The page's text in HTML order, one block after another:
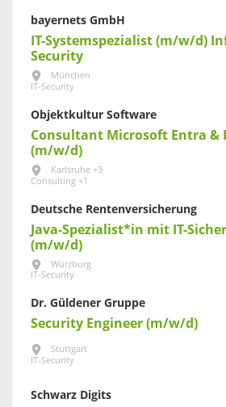
bayernets GmbH
IT-Systemspezialist (m/w/d)
Security
München
IT-Security
Objektkultur Software
Consultant Microsoft Entra &
(m/w/d)
Karlsruhe +3
Consulting +1
Deutsche Rentenversicherung
Java-Spezialist*in mit IT-
(m/w/d)
Würzburg
IT-Security
Dr. Güldener Gruppe
Security Engineer (m/w/d)
Stuttgart
IT-Security
Schwarz Digits